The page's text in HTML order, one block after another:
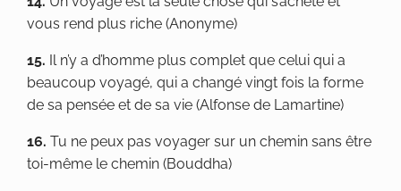
vous rend plus riche (Anonyme)
15. Il n’y a d’homme plus complet que celui qui a
beaucoup voyagé, qui a changé vingt fois la forme
de sa pensée et de sa vie (Alfonse de Lamartine)
16. ​ Tu ne peux pas voyager sur un chemin sans être
toi-même le chemin (Bouddha)